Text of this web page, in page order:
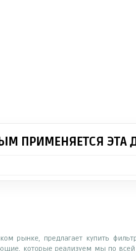
ПРИМЕНЯЕТСЯ ЭТА
рынке, предлагает купить фильтр
которые реализуем мы по всей